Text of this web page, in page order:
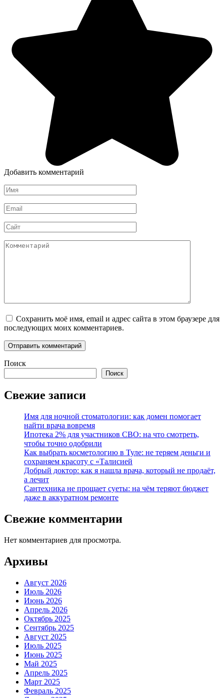
Добавить комментарий
Имя
*
Email
*
Сайт
Комментарий
Сохранить моё имя, email и адрес сайта в этом браузере для
последующих моих комментариев.
Поиск
Поиск
Свежие записи
Имя для ночной стоматологии: как домен помогает
найти врача вовремя
Ипотека 2% для участников СВО: на что смотреть,
чтобы точно одобрили
Как выбрать косметологию в Туле: не теряем деньги и
сохраняем красоту с «Талисией
Добрый доктор: как я нашла врача, который не продаёт,
а лечит
Сантехника не прощает суеты: на чём теряют бюджет
даже в аккуратном ремонте
Свежие комментарии
Нет комментариев для просмотра.
Архивы
Август 2026
Июль 2026
Июнь 2026
Апрель 2026
Октябрь 2025
Сентябрь 2025
Август 2025
Июль 2025
Июнь 2025
Май 2025
Апрель 2025
Март 2025
Февраль 2025